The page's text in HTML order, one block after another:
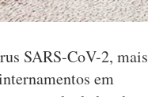
SARS-CoV-2, mais
em